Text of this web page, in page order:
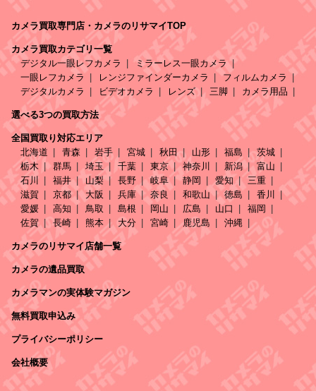
カメラ買取専門店・カメラのリサマイTOP
カメラ買取カテゴリ一覧
デジタル一眼レフカメラ
ミラーレス一眼カメラ
一眼レフカメラ
レンジファインダーカメラ
フィルムカメラ
デジタルカメラ
ビデオカメラ レンズ 三脚 カメラ用品
選べる3つの買取方法
全国買取り対応エリア
北海道
青森 岩手 宮城 秋田 山形 福島
茨城
栃木
群馬 埼玉 千葉 東京 神奈川 新潟
富山
石川
福井 山梨 長野 岐阜 静岡 愛知
三重
滋賀
京都 大阪 兵庫 奈良 和歌山 徳島
香川
愛媛
高知 鳥取 島根 岡山 広島 山口
福岡
佐賀
長崎 熊本 大分 宮崎 鹿児島 沖縄
カメラのリサマイ店舗一覧
カメラの遺品買取
カメラマンの実体験マガジン
無料買取申込み
プライバシーポリシー
会社概要